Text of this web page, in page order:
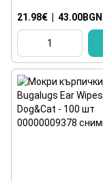
21.98€ | 43.00BGN